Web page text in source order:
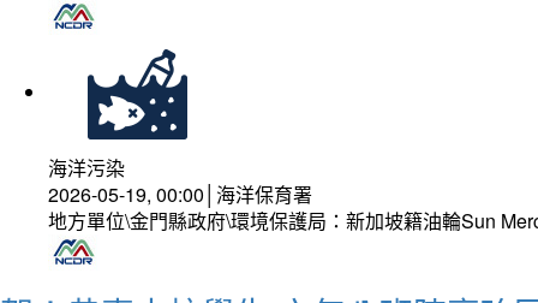
海洋污染
2026-05-19, 00:00│海洋保育署
地方單位\金門縣政府\環境保護局：新加坡籍油輪Sun